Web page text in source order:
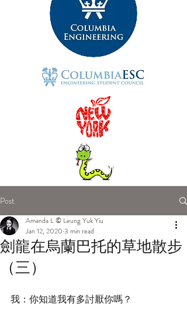
Post
劍龍在烏蘭巴托的草地散步
（三）
Amanda L © Leung Yuk Yiu
Jan 12, 2020 3 min read
我：你知道我有多討厭你嗎？